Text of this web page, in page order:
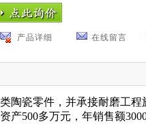
产品详细 在线留言
陶瓷零件，并承接耐磨工
产500多万元，年销售额